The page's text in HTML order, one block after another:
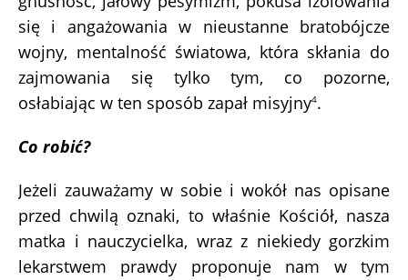
się i angażowania w nieustanne bratobójcze
wojny, mentalność światowa, która skłania do
zajmowania się tylko tym, co pozorne,
osłabiając w ten sposób zapał misyjny4.
Co robić?
Jeżeli zauważamy w sobie i wokół nas opisane
przed chwilą oznaki, to właśnie Kościół, nasza
matka i nauczycielka, wraz z niekiedy gorzkim
lekarstwem prawdy proponuje nam w tym